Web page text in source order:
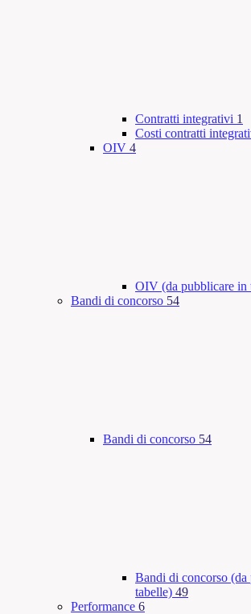
Contratti integrativi 1
Costi contratti
OIV 4
OIV (da pubblicare in
Bandi di concorso 54
Bandi di concorso 54
Bandi di concorso (da
tabelle) 49
Performance 6